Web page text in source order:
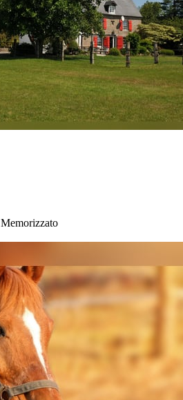
Memorizzato